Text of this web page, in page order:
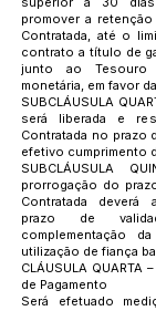
promover a
Contratada, até o
contrato a título de
junto ao Tesouro
monetária, em favor
SUBCLÁUSULA
será liberada e
Contratada no prazo
efetivo cumprimento
SUBCLÁUSULA
prorrogação do
Contratada deverá
prazo de
complementação
utilização de fiança
CLÁUSULA
de Pagamento
Será efetuado